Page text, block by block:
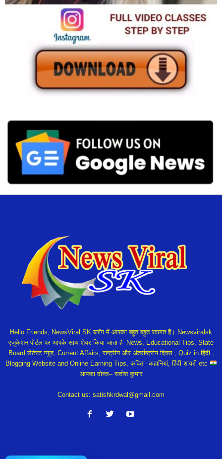
Hello Friends, NewsViral SK ब्लॉग में आपका बहुत बहुत स्वागत हैं। Newsviralsk
एजुकेशन पोर्टल पर आपके साथ शेयर किया जाता है- News, Educational Tips, State
Board लेटेस्ट न्यूज, Current Affairs, राष्ट्रीय और अंतर्राष्ट्रीय दिवस , Quiz in हिंदी ,
Blogging Website and Online Earning Tips, कविता- कहानियां, हिंदी शायरी etc
आपका दोस्त-- सतीश कुमार
Contact us: satishkrdwal@gmail.com